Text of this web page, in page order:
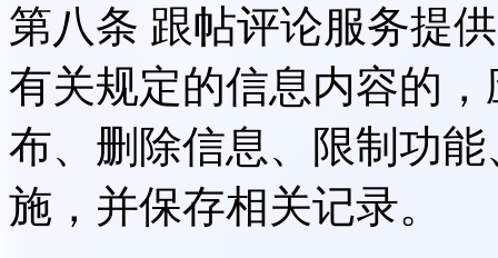
第八条 跟帖评论服务提
有关规定的信息内容的
布、删除信息、限制功
施，并保存相关记录。